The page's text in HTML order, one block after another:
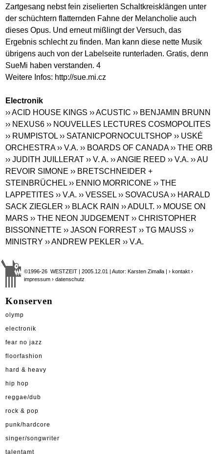
Zartgesang nebst fein ziselierten Schaltkreisklängen unter
der schüchtern flatternden Fahne der Melancholie auch
dieses Opus. Und erneut mißlingt der Versuch, das
Ergebnis schlecht zu finden. Man kann diese nette Musik
übrigens auch von der Labelseite runterladen. Gratis, denn
SueMi haben verstanden. 4
Weitere Infos: http://sue.mi.cz
Electronik
›› ACID HOUSE KINGS ›› ACUSTIC ›› BENJAMIN BRUNN
›› NEXUS6 ›› NOUVELLES LECTURES COSMOPOLITES
›› RUMPISTOL ›› SATANICPORNOCULTSHOP ›› USKÉ
ORCHESTRA ›› V.A. ›› BOARDS OF CANADA ›› THE ORB
›› JUDITH JUILLERAT ›› V. A. ›› ANGIE REED ›› V.A. ›› AU
REVOIR SIMONE ›› BRETSCHNEIDER +
STEINBRÜCHEL ›› ENNIO MORRICONE ›› THE
LAPPETITES ›› V.A. ›› VESSEL ›› SOVACUSA ›› HARALD
SACK ZIEGLER ›› BLACK RAIN ›› ADULT. ›› MOUSE ON
MARS ›› THE NEON JUDGEMENT ›› CHRISTOPHER
BISSONNETTE ›› JASON FORREST ›› TG MAUSS ››
MINISTRY ›› ANDREW PEKLER ›› V.A.
©1996-26 WESTZEIT | 2005.12.01 | Autor: Karsten Zimalla |› kontakt ›
impressum › datenschutz
Konserven
olymp
electronik
fear no jazz
floorfashion
hard & heavy
hip hop
reggae/dub
rock & pop
punk/hardcore
singer/songwriter
talentamt